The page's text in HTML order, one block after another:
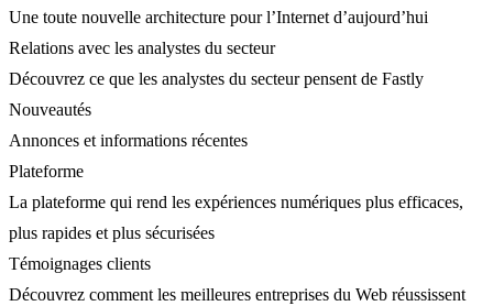
Une toute nouvelle architecture pour l’Internet d’aujourd’hui
Relations avec les analystes du secteur
Découvrez ce que les analystes du secteur pensent de Fastly
Nouveautés
Annonces et informations récentes
Plateforme
La plateforme qui rend les expériences numériques plus efficaces,
plus rapides et plus sécurisées
Témoignages clients
Découvrez comment les meilleures entreprises du Web réussissent